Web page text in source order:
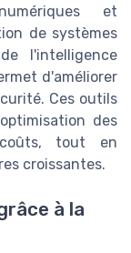
et
de systèmes
l'intelligence
d'améliorer
Ces outils
des
tout en
croissantes.
à la